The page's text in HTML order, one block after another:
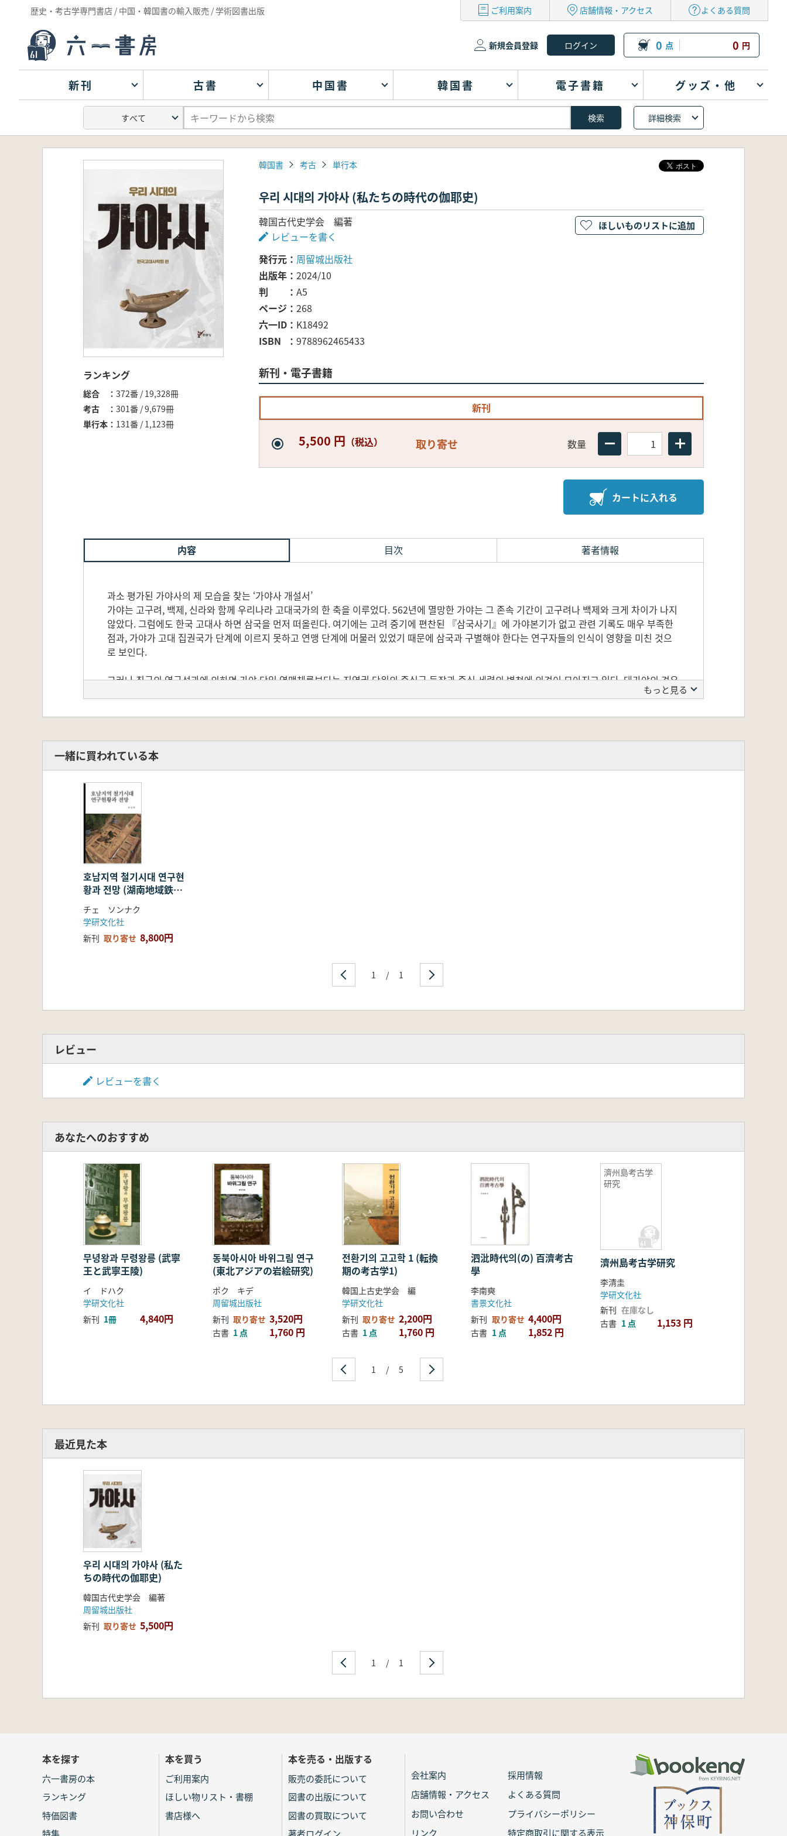
歴史・考古学専門書店 / 中国・韓国書の輸入販売 / 学術図書出版 ご利用案内 店舗情報・アクセス よくある質問
新規会員登録 0 点 0 円
新刊 古書 中国書 韓国書 電子書籍 グッズ・他
詳細検索
ランキング
総合
372番 / 19,328冊
考古
301番 / 9,679冊
単行本
131番 / 1,123冊
韓国書 考古 単行本
우리 시대의 가야사 (私たちの時代の伽耶史)
韓国古代史学会 編著
レビューを書く
発行元
周留城出版社
出版年
2024/10
判
A5
ページ
268
六一ID
K18492
ISBN
9788962465433
新刊・電子書籍
新刊
5,500 円 （税込） 取り寄せ 数量
カートに入れる
ほしいものリストに追加
内容 目次 著者情報
과소 평가된 가야사의 제 모습을 찾는 ‘가야사 개설서’
가야는 고구려, 백제, 신라와 함께 우리나라 고대국가의 한 축을 이루었다. 562년에 멸망한 가야는 그 존속 기간이 고구려나 백제와 크게 차이가 나지
않았다. 그럼에도 한국 고대사 하면 삼국을 먼저 떠올린다. 여기에는 고려 중기에 편찬된 『삼국사기』에 가야본기가 없고 관련 기록도 매우 부족한
점과, 가야가 고대 집권국가 단계에 이르지 못하고 연맹 단계에 머물러 있었기 때문에 삼국과 구별해야 한다는 연구자들의 인식이 영향을 미친 것으
로 보인다.
그러나 최근의 연구성과에 의하면 가야 단일 연맹체론보다는 지역권 단위의 중심국 등장과 중심 세력의 변천에 의견이 모아지고 있다. 대가야의 경우
고대국가 단계에 이르렀고, 주변을 통합해 광범위한 세력권을 형성하였다는 주장도 나왔다. 가야 각국의 집권력 강화와 사회구조, 그리고 고고자료가
다. 때마침 가야고분군이 세계문화유산에 등재되어 가야의 역사와 문화에 대한 시민들의 관심이 높아졌다. 한국고대사학회는 이 시점에 가야사에 관
한다.
もっと見る
一緒に買われている本
호남지역 철기시대 연구현
황과 전망 (湖南地域鉄器
時代研究現況と展望)
チェ ソンナク
学研文化社
新刊 取り寄せ 8,800円
1 / 1
レビュー
レビューを書く
あなたへのおすすめ
무녕왕과 무령왕릉 (武寧
王と武寧王陵)
イ ドハク
学研文化社
新刊 1冊 4,840円
동북아시아 바위그림 연구
(東北アジアの岩絵研究)
ポク キデ
周留城出版社
新刊 取り寄せ 3,520円
古書 1 点 1,760 円
전환기의 고고학 1 (転換
期の考古学1)
韓国上古史学会 編
学研文化社
新刊 取り寄せ 2,200円
古書 1 点 1,760 円
泗沘時代의(の) 百濟考古
學
李南奭
書景文化社
新刊 取り寄せ 4,400円
古書 1 点 1,852 円
濟州島考古学
研究
濟州島考古学研究
李清圭
学研文化社
新刊 在庫なし
古書 1 点 1,153 円
1 / 5
最近見た本
우리 시대의 가야사 (私た
ちの時代の伽耶史)
韓国古代史学会 編著
周留城出版社
新刊 取り寄せ 5,500円
1 / 1
本を探す
六一書房の本
ランキング
特価図書
本を買う
ご利用案内
ほしい物リスト・書棚
書店様へ
本を売る・出版する
販売の委託について
図書の出版について
図書の買取について
会社案内
採用情報
店舗情報・アクセス
よくある質問
お問い合わせ
プライバシーポリシー
リンク
特定商取引に関する表示